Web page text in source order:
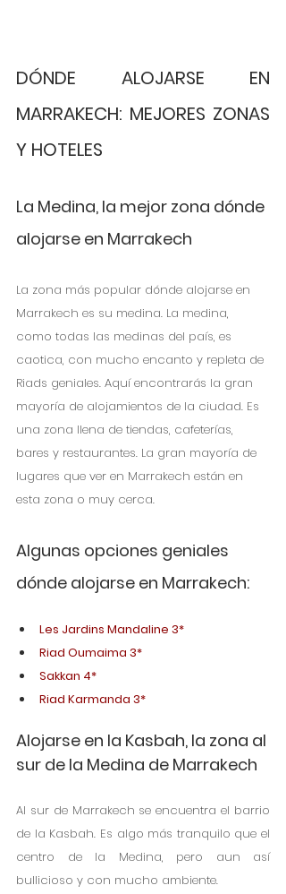
DÓNDE ALOJARSE EN
MARRAKECH: MEJORES ZONAS
Y HOTELES
La Medina, la mejor zona dónde
alojarse en Marrakech
La zona más popular dónde alojarse en
Marrakech es su medina. La medina,
como todas las medinas del país, es
caotica, con mucho encanto y repleta de
Riads geniales. Aquí encontrarás la gran
mayoría de alojamientos de la ciudad. Es
una zona llena de tiendas, cafeterías,
bares y restaurantes. La gran mayoría de
lugares que ver en Marrakech están en
esta zona o muy cerca.
Algunas opciones geniales
dónde alojarse en Marrakech:
Les Jardins Mandaline 3*
Riad Oumaima 3*
Sakkan 4*
Riad Karmanda 3*
Alojarse en la Kasbah, la zona al
sur de la Medina de Marrakech
Al sur de Marrakech se encuentra el barrio
de la Kasbah. Es algo más tranquilo que el
centro de la Medina, pero aun así
bullicioso y con mucho ambiente.